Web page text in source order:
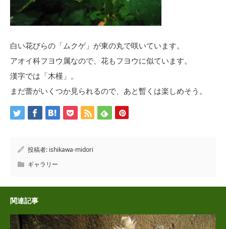
白い花びらの「ムクゲ」が東の丸で咲いています。
アオイ科フヨウ属なので、花もフヨウに似ています。
漢字では「木槿」。
まだ蕾がいくつか見られるので、あと暫くは楽しめそう。
投稿者: ishikawa-midori
ギャラリー
関連記事